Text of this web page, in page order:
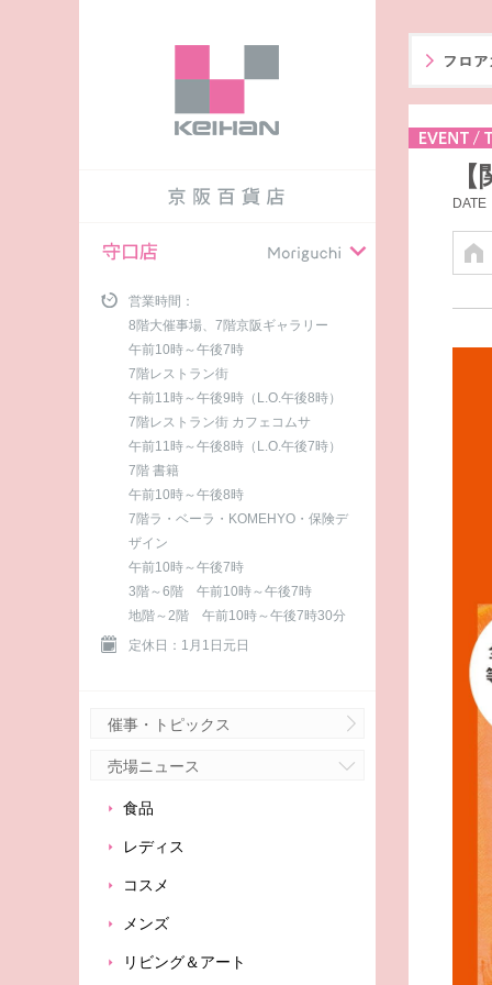
営業時間：
8階大催事場、7階京阪ギャラリー
午前10時～午後7時
7階レストラン街
午前11時～午後9時（L.O.午後8時）
7階レストラン街 カフェコムサ
午前11時～午後8時（L.O.午後7時）
7階 書籍
午前10時～午後8時
7階ラ・ベーラ・KOMEHYO・保険デ
ザイン
午前10時～午後7時
3階～6階 午前10時～午後7時
地階～2階 午前10時～午後7時30分
定休日：1月1日元日
催事・トピックス
売場ニュース
食品
レディス
コスメ
メンズ
リビング＆アート